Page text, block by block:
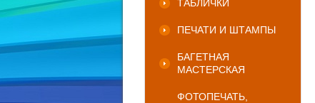
ТАБЛИЧКИ
ПЕЧАТИ И ШТАМПЫ
БАГЕТНАЯ
МАСТЕРСКАЯ
ФОТОПЕЧАТЬ,